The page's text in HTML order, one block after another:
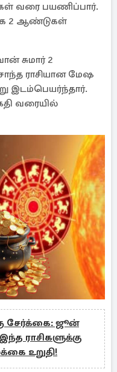
வரை பயணிப்பார்.
2 ஆண்டுகள்
சுமார் 2
ராசியான மேஷ
இடம்பெயர்ந்தார்.
வரையில்
சேர்க்கை: ஜூன்
ராசிகளுக்கு
உறுதி!